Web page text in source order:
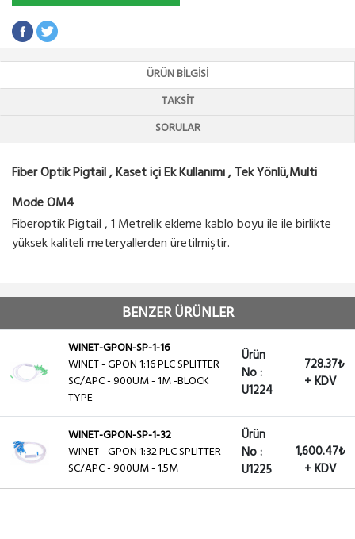
ÜRÜN BILGISI
TAKSIT
SORULAR
Fiber Optik Pigtail , Kaset içi Ek Kullanımı , Tek Yönlü,Multi
Mode OM4
Fiberoptik Pigtail , 1 Metrelik ekleme kablo boyu ile ile birlikte
yüksek kaliteli meteryallerden üretilmiştir.
BENZER ÜRÜNLER
WINET-GPON-SP-1-16
WINET - GPON 1:16 PLC SPLITTER
SC/APC - 900UM - 1M -BLOCK
TYPE
Ürün
No :
U1224
728.37₺
+ KDV
WINET-GPON-SP-1-32
WINET - GPON 1:32 PLC SPLITTER
SC/APC - 900UM - 1.5M
Ürün
No :
U1225
1,600.47₺
+ KDV